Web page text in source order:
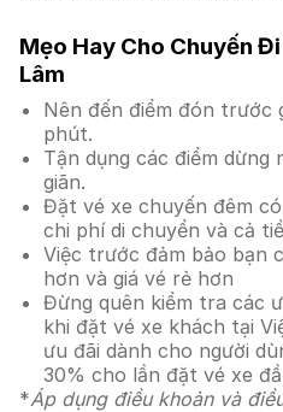
Mẹo Hay Cho Chuyến
Lâm
Nên đến điểm đón trước
phút.
Tận dụng các điểm
giãn.
Đặt vé xe chuyến đêm
chi phí di chuyển và cả
Việc trước đảm bảo bạn
hơn và giá vé rẻ hơn
Đừng quên kiểm tra các
khi đặt vé xe khách tại
ưu đãi dành cho người
30% cho lần đặt vé xe
*Áp dụng điều khoản và